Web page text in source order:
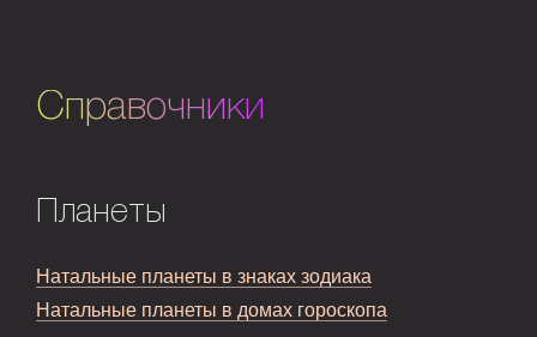
Справочники
Планеты
Натальные планеты в знаках зодиака
Натальные планеты в домах гороскопа